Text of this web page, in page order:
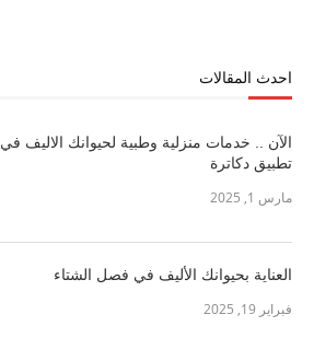
احدث المقالات
الآن .. خدمات منزلية وطبية لحيوانك الاليف في
تطبيق دكاترة
مارس 1, 2025
العناية بحيوانك الأليف في فصل الشتاء
فبراير 19, 2025